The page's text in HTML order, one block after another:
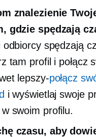
znalezienie
gdzie spędzają
odbiorcy spędzają
tam profil i połącz
lepszy-połącz
i wyświetlaj swoje
swoim profilu.
czasu, aby